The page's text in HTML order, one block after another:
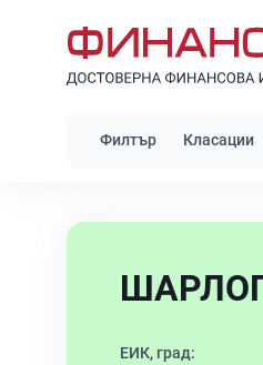
Филтър Класации
ЕИК, град: